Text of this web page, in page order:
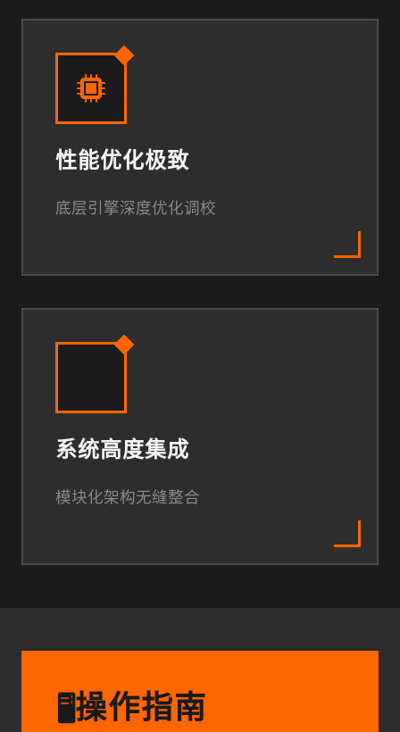
性能优化极致
底层引擎深度优化调校
系统高度集成
模块化架构无缝整合
🖥️操作指南